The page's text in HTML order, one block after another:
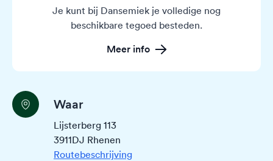
Je kunt bij Dansemiek je volledige nog
beschikbare tegoed besteden.
Meer info
Waar
Lijsterberg 113
3911DJ Rhenen
Routebeschrijving